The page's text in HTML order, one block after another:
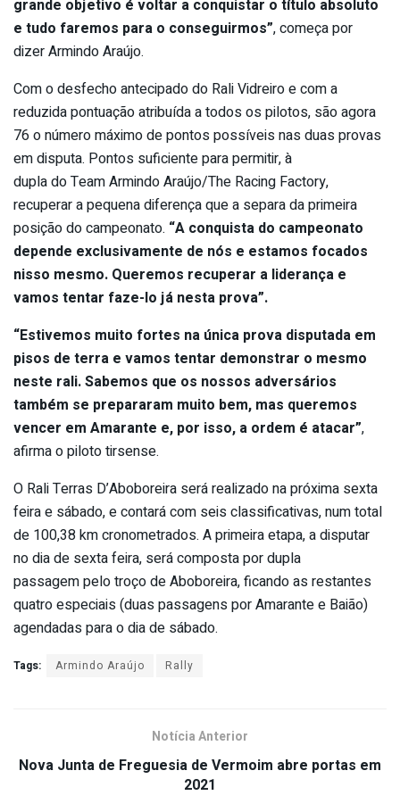
grande objetivo é voltar a conquistar o título absoluto
e tudo faremos para o conseguirmos”, começa por
dizer Armindo Araújo.
Com o desfecho antecipado do Rali Vidreiro e com a
reduzida pontuação atribuída a todos os pilotos, são agora
76 o número máximo de pontos possíveis nas duas provas
em disputa. Pontos suficiente para permitir, à
dupla do Team Armindo Araújo/The Racing Factory,
recuperar a pequena diferença que a separa da primeira
posição do campeonato. “A conquista do campeonato
depende exclusivamente de nós e estamos focados
nisso mesmo. Queremos recuperar a liderança e
vamos tentar faze-lo já nesta prova”.
“Estivemos muito fortes na única prova disputada em
pisos de terra e vamos tentar demonstrar o mesmo
neste rali. Sabemos que os nossos adversários
também se prepararam muito bem, mas queremos
vencer em Amarante e, por isso, a ordem é atacar”,
afirma o piloto tirsense.
O Rali Terras D’Aboboreira será realizado na próxima sexta
feira e sábado, e contará com seis classificativas, num total
de 100,38 km cronometrados. A primeira etapa, a disputar
no dia de sexta feira, será composta por dupla
passagem pelo troço de Aboboreira, ficando as restantes
quatro especiais (duas passagens por Amarante e Baião)
agendadas para o dia de sábado.
Tags: Armindo Araújo Rally
Notícia Anterior
Nova Junta de Freguesia de Vermoim abre portas em
2021